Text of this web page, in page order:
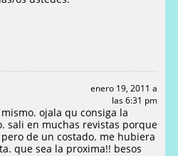
enero 19, 2011 a
las 6:31 pm
ojala qu consiga la
sali en muchas revistas porque
de un costado. me hubiera
que sea la proxima!! besos